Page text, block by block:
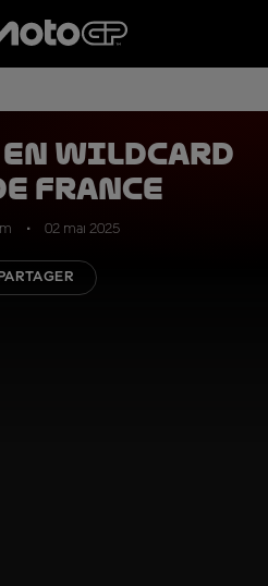
en wildcard
France
02 mai 2025
PARTAGER